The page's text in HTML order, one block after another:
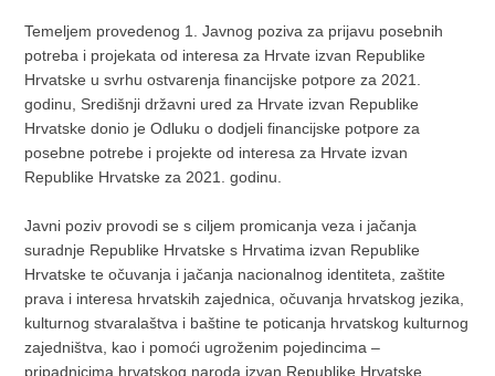
Temeljem provedenog 1. Javnog poziva za prijavu posebnih
potreba i projekata od interesa za Hrvate izvan Republike
Hrvatske u svrhu ostvarenja financijske potpore za 2021.
godinu, Središnji državni ured za Hrvate izvan Republike
Hrvatske donio je Odluku o dodjeli financijske potpore za
posebne potrebe i projekte od interesa za Hrvate izvan
Republike Hrvatske za 2021. godinu.
Javni poziv provodi se s ciljem promicanja veza i jačanja
suradnje Republike Hrvatske s Hrvatima izvan Republike
Hrvatske te očuvanja i jačanja nacionalnog identiteta, zaštite
prava i interesa hrvatskih zajednica, očuvanja hrvatskog jezika,
kulturnog stvaralaštva i baštine te poticanja hrvatskog kulturnog
zajedništva, kao i pomoći ugroženim pojedincima –
pripadnicima hrvatskog naroda izvan Republike Hrvatske.